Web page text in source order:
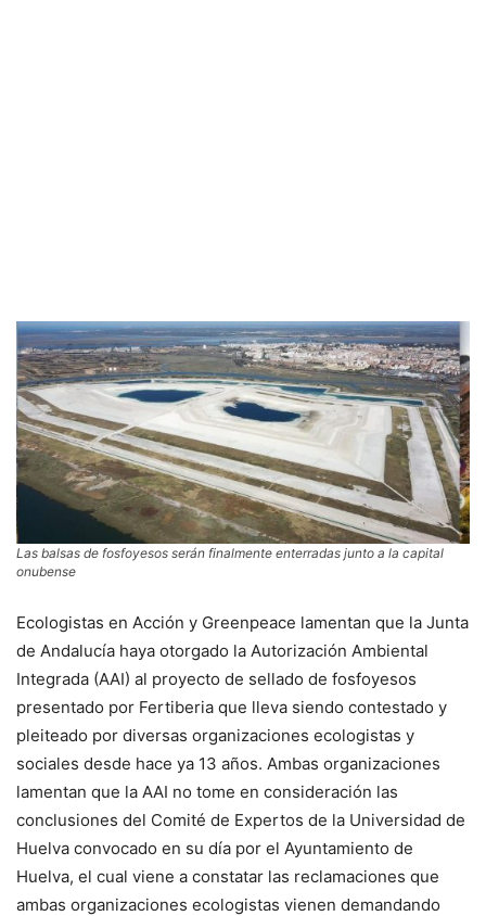
Las balsas de fosfoyesos serán finalmente enterradas junto a la capital
onubense
Ecologistas en Acción y Greenpeace lamentan que la Junta
de Andalucía haya otorgado la Autorización Ambiental
Integrada (AAI) al proyecto de sellado de fosfoyesos
presentado por Fertiberia que lleva siendo contestado y
pleiteado por diversas organizaciones ecologistas y
sociales desde hace ya 13 años. Ambas organizaciones
lamentan que la AAI no tome en consideración las
conclusiones del Comité de Expertos de la Universidad de
Huelva convocado en su día por el Ayuntamiento de
Huelva, el cual viene a constatar las reclamaciones que
ambas organizaciones ecologistas vienen demandando